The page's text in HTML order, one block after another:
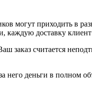
могут приходить в
каждую доставку
заказ считается
него деньги в полном